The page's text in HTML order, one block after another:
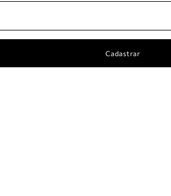
Cadastrar